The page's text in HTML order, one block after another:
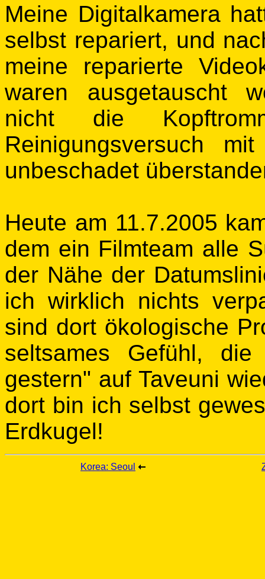
Meine Digitalkamera
selbst repariert, und
meine reparierte
waren ausgetauscht
nicht die
Reinigungsversuch
unbeschadet
Heute am 11.7.2005
dem ein Filmteam alle
der Nähe der
ich wirklich nichts
sind dort ökologische
seltsames Gefühl,
gestern" auf Taveuni
dort bin ich selbst
Erdkugel!
Korea: Seoul